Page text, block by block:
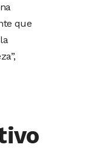
que